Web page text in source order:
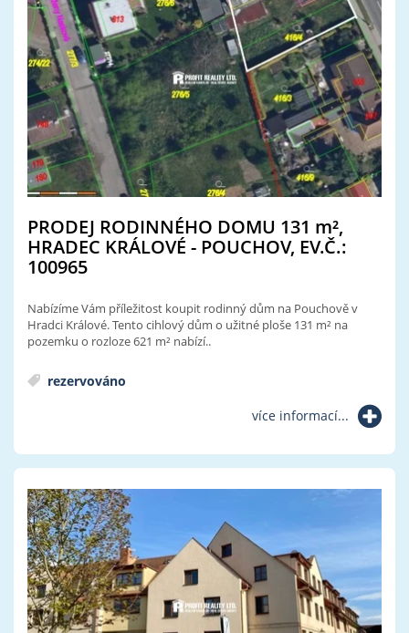
PRODEJ RODINNÉHO DOMU 131 m²,
HRADEC KRÁLOVÉ - POUCHOV, EV.Č.:
100965
Nabízíme Vám příležitost koupit rodinný dům na Pouchově v
Hradci Králové. Tento cihlový dům o užitné ploše 131 m² na
pozemku o rozloze 621 m² nabízí..
rezervováno
více informací...